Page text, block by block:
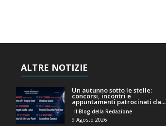
ALTRE NOTIZIE
Un autunno sotto le stelle:
concorsi, incontri e
appuntamenti patrocinati da...
Il Blog della Redazione
9 Agosto 2026